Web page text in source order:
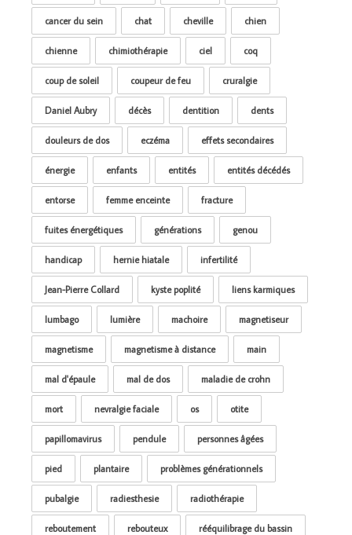
cancer du sein chat cheville chien
chienne chimiothérapie ciel coq
coup de soleil coupeur de feu cruralgie
Daniel Aubry décès dentition dents
douleurs de dos eczéma effets secondaires
énergie enfants entités entités décédés
entorse femme enceinte fracture
fuites énergétiques générations genou
handicap hernie hiatale infertilité
Jean-Pierre Collard kyste poplité liens karmiques
lumbago lumière machoire magnetiseur
magnetisme magnetisme à distance main
mal d'épaule mal de dos maladie de crohn
mort nevralgie faciale os otite
papillomavirus pendule personnes âgées
pied plantaire problèmes générationnels
pubalgie radiesthesie radiothérapie
reboutement rebouteux rééquilibrage du bassin